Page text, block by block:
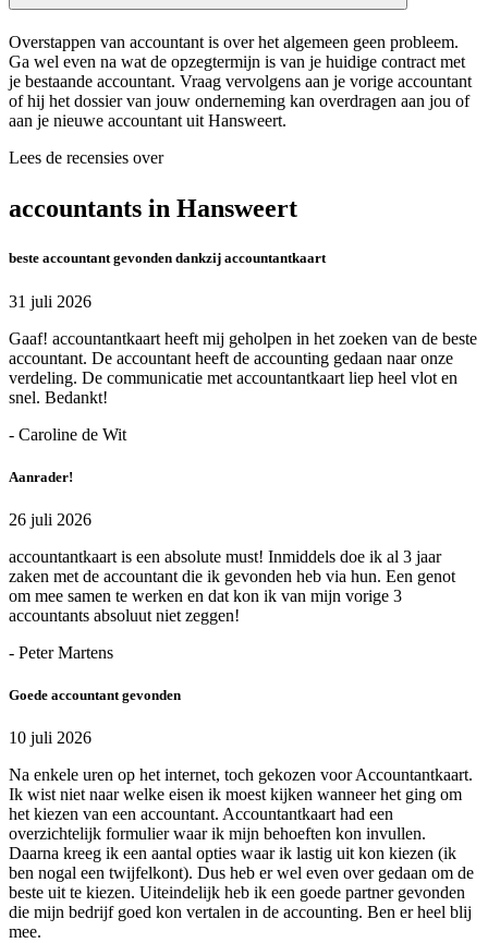
Overstappen van accountant is over het algemeen geen probleem.
Ga wel even na wat de opzegtermijn is van je huidige contract met
je bestaande accountant. Vraag vervolgens aan je vorige accountant
of hij het dossier van jouw onderneming kan overdragen aan jou of
aan je nieuwe accountant uit Hansweert.
Lees de recensies over
accountants in Hansweert
beste accountant gevonden dankzij accountantkaart
31 juli 2026
Gaaf! accountantkaart heeft mij geholpen in het zoeken van de beste
accountant. De accountant heeft de accounting gedaan naar onze
verdeling. De communicatie met accountantkaart liep heel vlot en
snel. Bedankt!
- Caroline de Wit
Aanrader!
26 juli 2026
accountantkaart is een absolute must! Inmiddels doe ik al 3 jaar
zaken met de accountant die ik gevonden heb via hun. Een genot
om mee samen te werken en dat kon ik van mijn vorige 3
accountants absoluut niet zeggen!
- Peter Martens
Goede accountant gevonden
10 juli 2026
Na enkele uren op het internet, toch gekozen voor Accountantkaart.
Ik wist niet naar welke eisen ik moest kijken wanneer het ging om
het kiezen van een accountant. Accountantkaart had een
overzichtelijk formulier waar ik mijn behoeften kon invullen.
Daarna kreeg ik een aantal opties waar ik lastig uit kon kiezen (ik
ben nogal een twijfelkont). Dus heb er wel even over gedaan om de
beste uit te kiezen. Uiteindelijk heb ik een goede partner gevonden
die mijn bedrijf goed kon vertalen in de accounting. Ben er heel blij
mee.